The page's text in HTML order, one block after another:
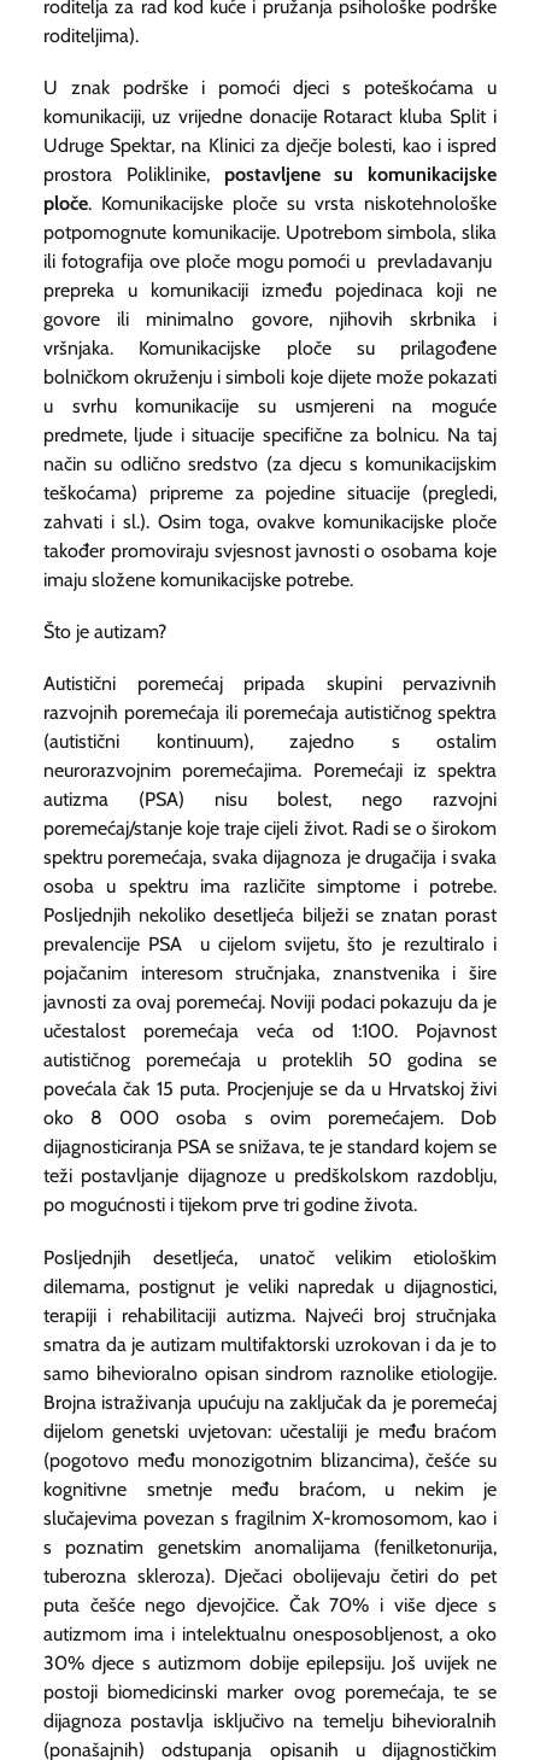
roditelja za rad kod kuće i pružanja psihološke podrške
roditeljima).
U znak podrške i pomoći djeci s poteškoćama u
komunikaciji, uz vrijedne donacije Rotaract kluba Split i
Udruge Spektar, na Klinici za dječje bolesti, kao i ispred
prostora Poliklinike, postavljene su komunikacijske
ploče. Komunikacijske ploče su vrsta niskotehnološke
potpomognute komunikacije. Upotrebom simbola, slika
ili fotografija ove ploče mogu pomoći u prevladavanju
prepreka u komunikaciji između pojedinaca koji ne
govore ili minimalno govore, njihovih skrbnika i
vršnjaka. Komunikacijske ploče su prilagođene
bolničkom okruženju i simboli koje dijete može pokazati
u svrhu komunikacije su usmjereni na moguće
predmete, ljude i situacije specifične za bolnicu. Na taj
način su odlično sredstvo (za djecu s komunikacijskim
teškoćama) pripreme za pojedine situacije (pregledi,
zahvati i sl.). Osim toga, ovakve komunikacijske ploče
također promoviraju svjesnost javnosti o osobama koje
imaju složene komunikacijske potrebe.
Što je autizam?
Autistični poremećaj pripada skupini pervazivnih
razvojnih poremećaja ili poremećaja autističnog spektra
(autistični kontinuum), zajedno s ostalim
neurorazvojnim poremećajima. Poremećaji iz spektra
autizma (PSA) nisu bolest, nego razvojni
poremećaj/stanje koje traje cijeli život. Radi se o širokom
spektru poremećaja, svaka dijagnoza je drugačija i svaka
osoba u spektru ima različite simptome i potrebe.
Posljednjih nekoliko desetljeća bilježi se znatan porast
prevalencije PSA u cijelom svijetu, što je rezultiralo i
pojačanim interesom stručnjaka, znanstvenika i šire
javnosti za ovaj poremećaj. Noviji podaci pokazuju da je
učestalost poremećaja veća od 1:100. Pojavnost
autističnog poremećaja u proteklih 50 godina se
povećala čak 15 puta. Procjenjuje se da u Hrvatskoj živi
oko 8 000 osoba s ovim poremećajem. Dob
dijagnosticiranja PSA se snižava, te je standard kojem se
teži postavljanje dijagnoze u predškolskom razdoblju,
po mogućnosti i tijekom prve tri godine života.
Posljednjih desetljeća, unatoč velikim etiološkim
dilemama, postignut je veliki napredak u dijagnostici,
terapiji i rehabilitaciji autizma. Najveći broj stručnjaka
smatra da je autizam multifaktorski uzrokovan i da je to
samo bihevioralno opisan sindrom raznolike etiologije.
Brojna istraživanja upućuju na zaključak da je poremećaj
dijelom genetski uvjetovan: učestaliji je među braćom
(pogotovo među monozigotnim blizancima), češće su
kognitivne smetnje među braćom, u nekim je
slučajevima povezan s fragilnim X-kromosomom, kao i
s poznatim genetskim anomalijama (fenilketonurija,
tuberozna skleroza). Dječaci obolijevaju četiri do pet
puta češće nego djevojčice. Čak 70% i više djece s
autizmom ima i intelektualnu onesposobljenost, a oko
30% djece s autizmom dobije epilepsiju. Još uvijek ne
postoji biomedicinski marker ovog poremećaja, te se
dijagnoza postavlja isključivo na temelju bihevioralnih
(ponašajnih) odstupanja opisanih u dijagnostičkim